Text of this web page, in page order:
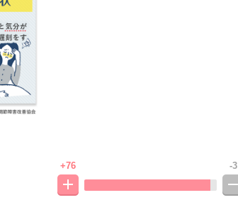
+76 -3